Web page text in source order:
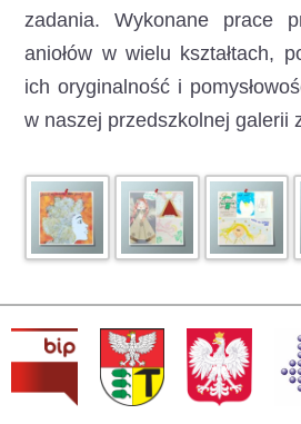
zadania. Wykonane prace
aniołów w wielu kształtach,
ich oryginalność i
w naszej przedszkolnej galerii